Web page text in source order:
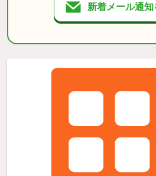
新着メール通